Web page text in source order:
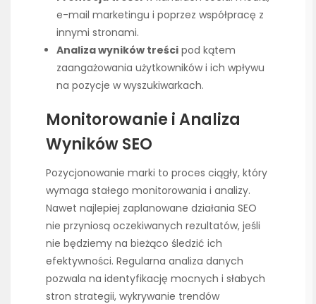
e-mail marketingu i poprzez współpracę z
innymi stronami.
Analiza wyników treści pod kątem
zaangażowania użytkowników i ich wpływu
na pozycje w wyszukiwarkach.
Monitorowanie i Analiza
Wyników SEO
Pozycjonowanie marki to proces ciągły, który
wymaga stałego monitorowania i analizy.
Nawet najlepiej zaplanowane działania SEO
nie przyniosą oczekiwanych rezultatów, jeśli
nie będziemy na bieżąco śledzić ich
efektywności. Regularna analiza danych
pozwala na identyfikację mocnych i słabych
stron strategii, wykrywanie trendów